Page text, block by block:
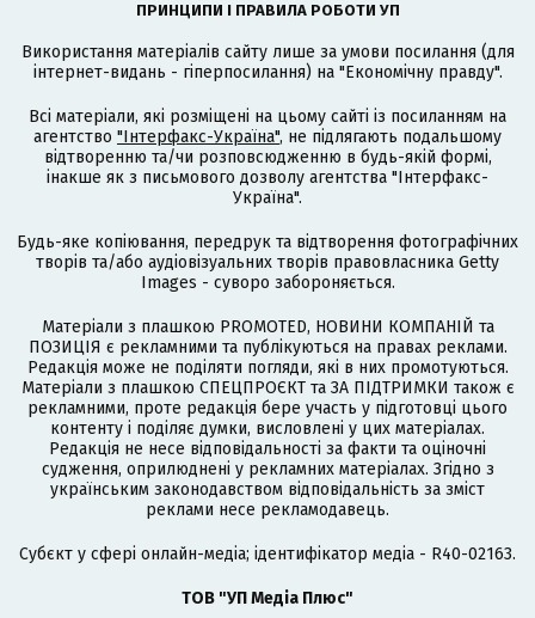
ПРИНЦИПИ І ПРАВИЛА РОБОТИ УП
Використання матеріалів сайту лише за умови посилання (для
інтернет-видань - гіперпосилання) на "Економічну правду".
Всі матеріали, які розміщені на цьому сайті із посиланням на
агентство "Інтерфакс-Україна", не підлягають подальшому
відтворенню та/чи розповсюдженню в будь-якій формі,
інакше як з письмового дозволу агентства "Інтерфакс-
Україна".
Будь-яке копіювання, передрук та відтворення фотографічних
творів та/або аудіовізуальних творів правовласника Getty
Images - суворо забороняється.
Матеріали з плашкою PROMOTED, НОВИНИ КОМПАНІЙ та
ПОЗИЦІЯ є рекламними та публікуються на правах реклами.
Редакція може не поділяти погляди, які в них промотуються.
Матеріали з плашкою СПЕЦПРОЄКТ та ЗА ПІДТРИМКИ також є
рекламними, проте редакція бере участь у підготовці цього
контенту і поділяє думки, висловлені у цих матеріалах.
Редакція не несе відповідальності за факти та оціночні
судження, оприлюднені у рекламних матеріалах. Згідно з
українським законодавством відповідальність за зміст
реклами несе рекламодавець.
Cубєкт у сфері онлайн-медіа; ідентифікатор медіа - R40-02163.
ТОВ "УП Медіа Плюс"